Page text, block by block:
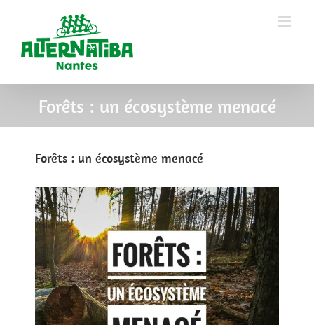
Forêts : un écosystème menacé
Forêts : un écosystème menacé
View
Larger
Image